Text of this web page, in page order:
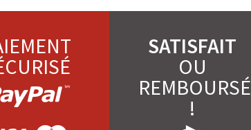
SATISFAIT
OU
REMBOURSÉ
!